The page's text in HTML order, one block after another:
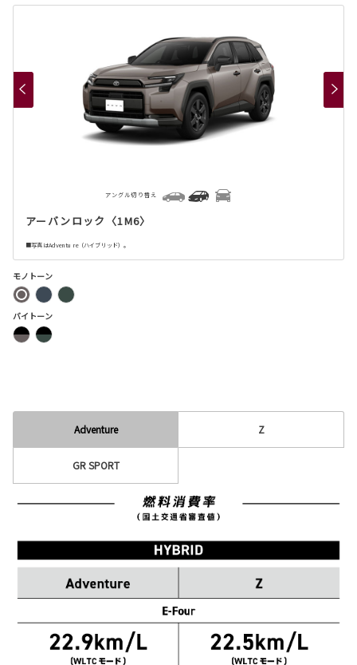
アーバンロック〈1M6〉
■写真はAdventure（ハイブリッド）。
アングル切り替え
モノトーン
バイトーン
Adventure Z
GR SPORT